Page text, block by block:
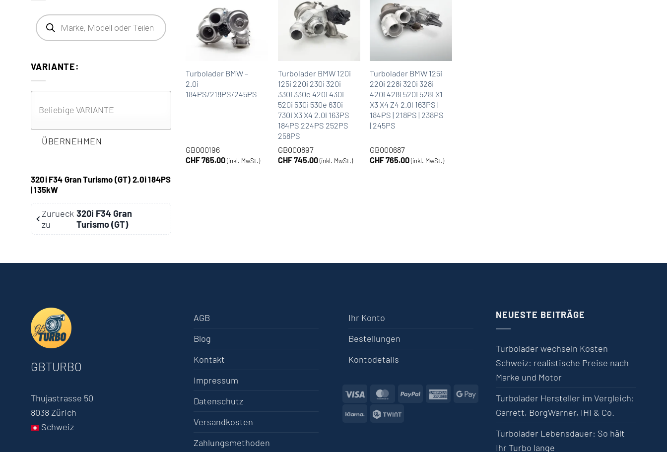
Products search
VARIANTE:
ÜBERNEHMEN
320i F34 Gran Turismo (GT) 2.0i 184PS
| 135kW
Zurueck
zu
320i F34 Gran
Turismo (GT)
Turbolader BMW –
2.0i
184PS/218PS/245PS
GB000196
CHF765.00 (inkl. MwSt.)
Turbolader BMW 120i
125i 220i 230i 320i
330i 330e 420i 430i
520i 530i 530e 630i
730i X3 X4 2.0i 163PS
184PS 224PS 252PS
258PS
GB000897
CHF745.00 (inkl. MwSt.)
Turbolader BMW 125i
220i 228i 320i 328i
420i 428i 520i 528i X1
X3 X4 Z4 2.0l 163PS |
184PS | 218PS | 238PS
| 245PS
GB000687
CHF765.00 (inkl. MwSt.)
GBTURBO
Thujastrasse 50
8038 Zürich
Schweiz
AGB
Blog
Kontakt
Impressum
Datenschutz
Versandkosten
Zahlungsmethoden
Ihr Konto
Bestellungen
Kontodetails
Visa MasterCard
PayPalAmerican Express
Google Pay
Klarna
Twint
NEUESTE BEITRÄGE
Turbolader wechseln Kosten
Schweiz: realistische Preise nach
Marke und Motor
Turbolader Hersteller im Vergleich:
Garrett, BorgWarner, IHI & Co.
Turbolader Lebensdauer: So hält
Ihr Turbo lange